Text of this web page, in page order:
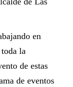
en
la
de estas
de eventos